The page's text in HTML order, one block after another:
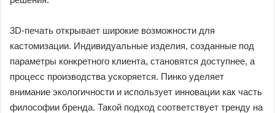
3D-печать открывает широкие возможности для
кастомизации. Индивидуальные изделия, созданные под
параметры конкретного клиента, становятся доступнее, а
процесс производства ускоряется. Пинко уделяет
внимание экологичности и использует инновации как часть
философии бренда. Такой подход соответствует тренду на